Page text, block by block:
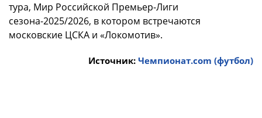
тура, Мир Российской Премьер-Лиги
сезона-2025/2026, в котором встречаются
московские ЦСКА и «Локомотив».
Источник: Чемпионат.com (футбол)